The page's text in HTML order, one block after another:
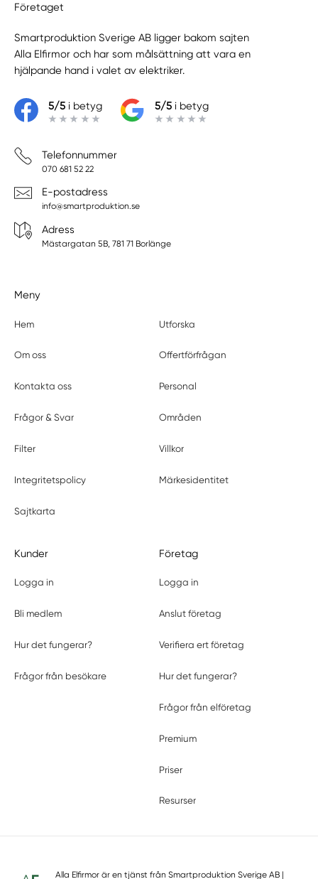
Företaget
Smartproduktion Sverige AB ligger bakom sajten
Alla Elfirmor och har som målsättning att vara en
hjälpande hand i valet av elektriker.
5/5i betyg 5/5i betyg
Telefonnummer
070 681 52 22
E-postadress
info@smartproduktion.se
Adress
Mästargatan 5B, 781 71 Borlänge
Meny
Hem Utforska
Om oss Offertförfrågan
Kontakta oss Personal
Frågor & Svar Områden
Filter Villkor
Integritetspolicy Märkesidentitet
Sajtkarta
Kunder
Logga in
Bli medlem
Hur det fungerar?
Frågor från besökare
Företag
Logga in
Anslut företag
Verifiera ert företag
Hur det fungerar?
Frågor från elföretag
Premium
Priser
Resurser
Alla Elfirmor är en tjänst från Smartproduktion Sverige AB|